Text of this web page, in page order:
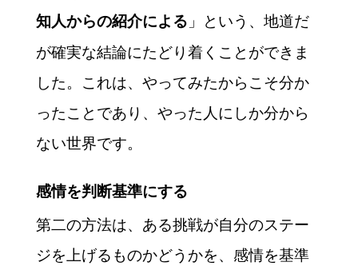
知人からの紹介による 」という、地道だ
が確実な結論にたどり着くことができま
した。これは、やってみたからこそ分か
ったことであり、やった人にしか分から
ない世界です。
感情を判断基準にする
第二の方法は、ある挑戦が自分のステー
ジを上げるものかどうかを、感情を基準